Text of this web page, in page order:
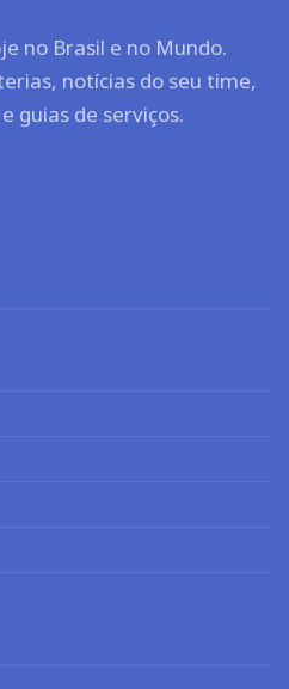
no Brasil e no Mundo.
notícias do seu time,
guias de serviços.